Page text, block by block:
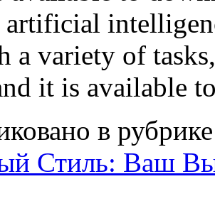
artificial
a variety of
it is available
в
Стиль: Ваш